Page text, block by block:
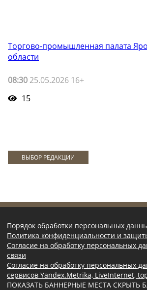
Торгово-промышленная палата
области
08:30 25.05.2026 16+
15
ВЫБОР РЕДАКЦИИ
Порядок обработки персональных
Политика конфиденциальности и
Согласие на обработку персональных
связи
Согласие на обработку персональных
сервисов Yandex.Metrika, LiveInternet,
ПОКАЗАТЬ БАННЕРНЫЕ МЕСТА СКРЫТЬ